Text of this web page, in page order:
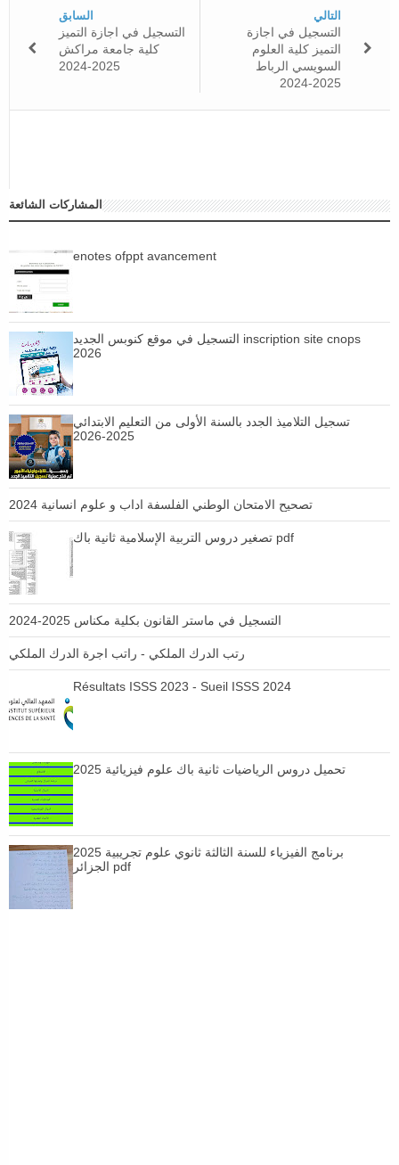
التالي
التسجيل في اجازة
التميز كلية العلوم
السويسي الرباط
2025-2024
السابق
التسجيل في اجازة التميز
كلية جامعة مراكش
2025-2024
المشاركات الشائعة
enotes ofppt avancement
التسجيل في موقع كنوبس الجديد inscription site cnops
2026
تسجيل التلاميذ الجدد بالسنة الأولى من التعليم الابتدائي
2025-2026
تصحيح الامتحان الوطني الفلسفة اداب و علوم انسانية 2024
تصغير دروس التربية الإسلامية ثانية باك pdf
التسجيل في ماستر القانون بكلية مكناس 2025-2024
رتب الدرك الملكي - راتب اجرة الدرك الملكي
Résultats ISSS 2023 - Sueil ISSS 2024
تحميل دروس الرياضيات ثانية باك علوم فيزيائية 2025
برنامج الفيزياء للسنة الثالثة ثانوي علوم تجريبية 2025
الجزائر pdf